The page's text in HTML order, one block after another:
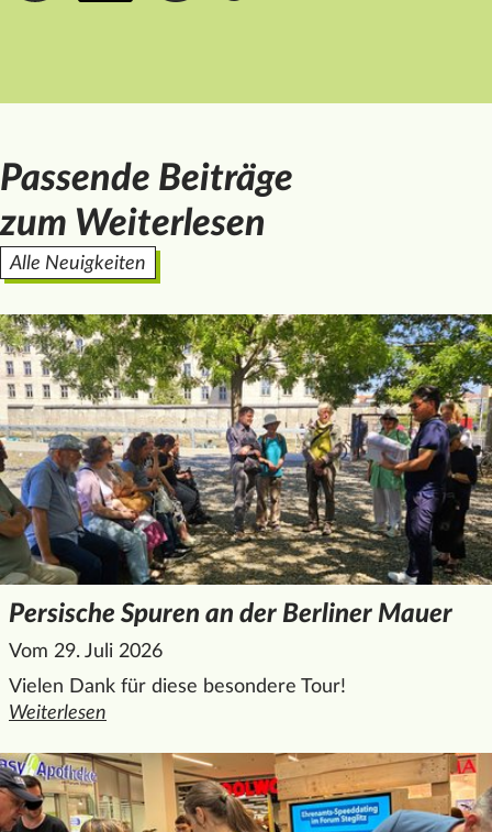
Passende Beiträge
zum Weiterlesen
Alle Neuigkeiten
Persische Spuren an der Berliner Mauer
Vom 29. Juli 2026
Vielen Dank für diese besondere Tour!
Weiterlesen
den ganzen Artikel "Persische Spuren an der Berliner